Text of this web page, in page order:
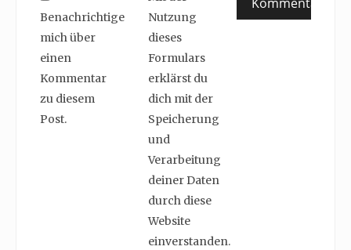
Benachrichtige
mich über
einen
Kommentar
zu diesem
Post.
Nutzung
dieses
Formulars
erklärst du
dich mit der
Speicherung
und
Verarbeitung
deiner Daten
durch diese
Website
einverstanden.